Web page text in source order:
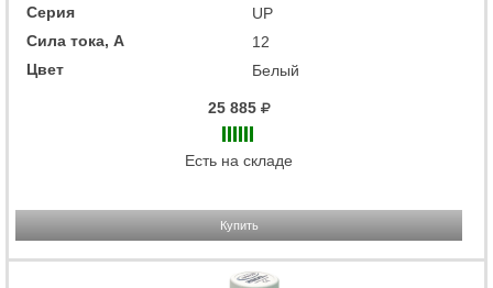
Серия
UP
Сила тока, А
12
Цвет
Белый
25 885
Есть на складе
Купить